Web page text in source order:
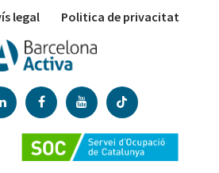
legal Politica de privacitat